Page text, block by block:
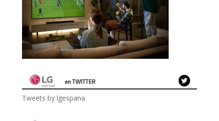
Tweets by lgespana